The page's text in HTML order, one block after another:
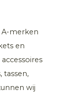
merken
en
tassen,
wij